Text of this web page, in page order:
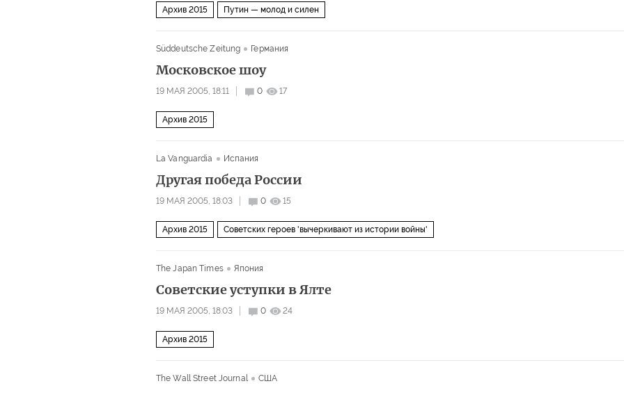
Архив 2015 Путин — молод и силен
Süddeutsche Zeitung Германия
Московское шоу
19 МАЯ 2005, 18:11 0 17
Архив 2015
La Vanguardia Испания
Другая победа России
19 МАЯ 2005, 18:03 0 15
Архив 2015 Советских героев 'вычеркивают из истории войны'
The Japan Times Япония
Советские уступки в Ялте
19 МАЯ 2005, 18:03 0 24
Архив 2015
The Wall Street Journal США